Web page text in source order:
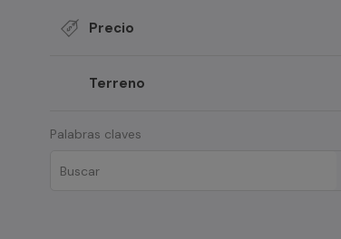
Precio
Terreno
Palabras claves